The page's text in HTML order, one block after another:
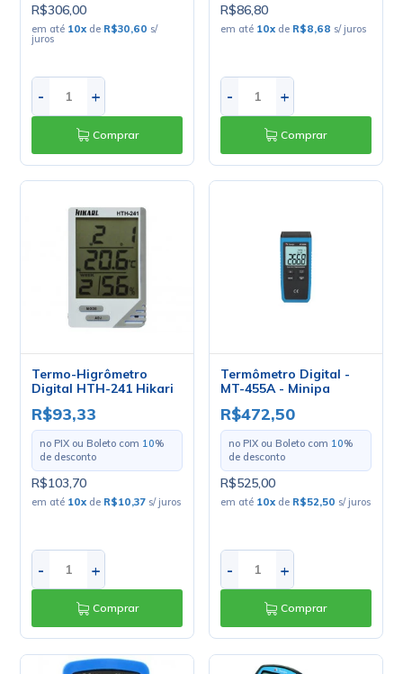
R$306,00
em até 10x de R$30,60 s/
juros
- +
Comprar
R$86,80
em até 10x de R$8,68 s/ juros
- +
Comprar
Termo-Higrômetro
Digital HTH-241 Hikari
R$93,33
no PIX ou Boleto com 10%
de desconto
R$103,70
em até 10x de R$10,37 s/ juros
- +
Comprar
Termômetro Digital -
MT-455A - Minipa
R$472,50
no PIX ou Boleto com 10%
de desconto
R$525,00
em até 10x de R$52,50 s/ juros
- +
Comprar